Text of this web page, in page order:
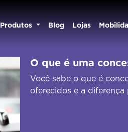
Produtos Blog Lojas
O que é uma
Você sabe o que é
oferecidos e a diferença